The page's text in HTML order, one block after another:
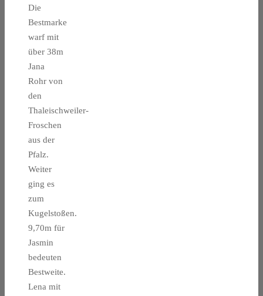
Die
Bestmarke
warf mit
über 38m
Jana
Rohr von
den
Thaleischweiler-
Froschen
aus der
Pfalz.
Weiter
ging es
zum
Kugelstoßen.
9,70m für
Jasmin
bedeuten
Bestweite.
Lena mit